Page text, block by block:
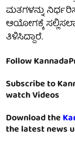
ಮತಗಳನ್ನು
ಆಯೋಗಕ್ಕೆ
ತಿಳಿಸಿದ್ದಾರೆ.
Follow
Subscribe to
watch Videos
Download the
the latest news